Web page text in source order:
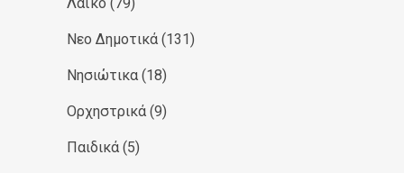
Νεο Δημοτικά (131)
Νησιώτικα (18)
Ορχηστρικά (9)
Παιδικά (5)